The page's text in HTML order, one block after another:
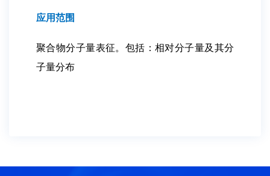
应用范围
聚合物分子量表征。包括：相对分子量及其分
子量分布